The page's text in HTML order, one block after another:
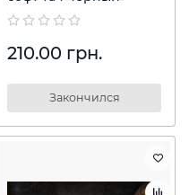
210.00 грн.
Закончился